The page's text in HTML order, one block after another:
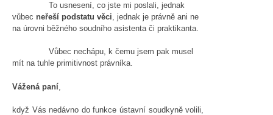
To usnesení, co jste mi poslali, jednak
vůbec neřeší podstatu věci, jednak je právně ani ne
na úrovni běžného soudního asistenta či praktikanta.
Vůbec nechápu, k čemu jsem pak musel
mít na tuhle primitivnost právníka.
Vážená paní
když Vás nedávno do funkce ústavní soudkyně volili,